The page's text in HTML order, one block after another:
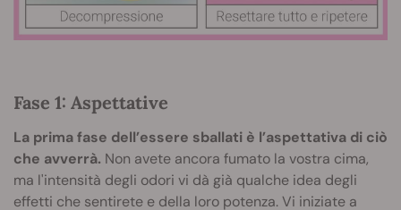
Fase 1: Aspettative
La prima fase dell’essere sballati è l’aspettativa di ciò
che avverrà. Non avete ancora fumato la vostra cima,
ma l'intensità degli odori vi dà già qualche idea degli
effetti che sentirete e della loro potenza. Vi iniziate a